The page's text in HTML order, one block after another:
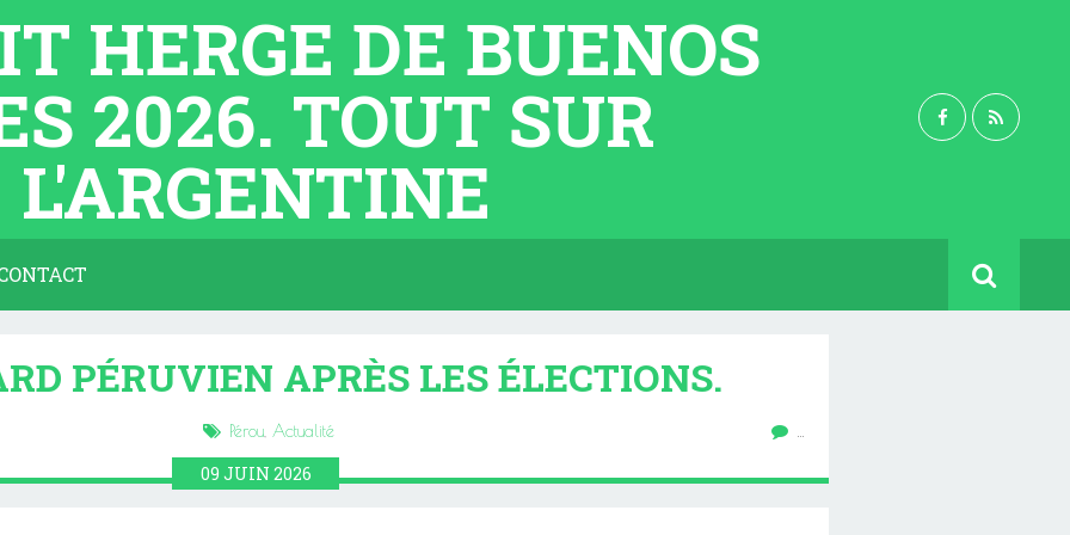
HERGE DE BUENOS
2026. TOUT SUR
L'ARGENTINE
PÉRUVIEN APRÈS LES ÉLECTIONS.
Pérou, Actualité …
09 JUIN 2026